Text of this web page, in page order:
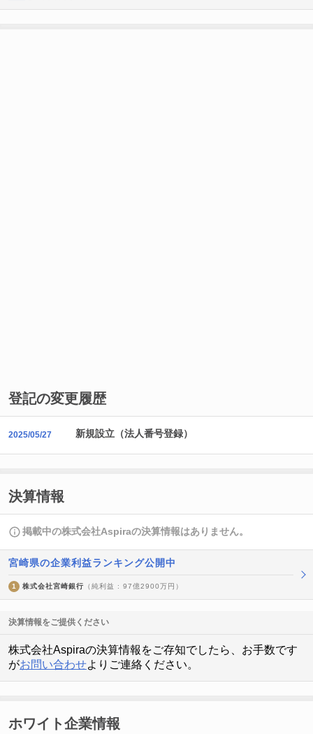
登記の変更履歴
2025/05/27 新規設立（法人番号登録）
決算情報
掲載中の株式会社Aspiraの決算情報はありません。
宮崎県の企業利益ランキング公開中
1 株式会社宮崎銀行 （純利益 : 97億2900万円）
決算情報をご提供ください
株式会社Aspiraの決算情報をご存知でしたら、お手数です
がお問い合わせよりご連絡ください。
ホワイト企業情報